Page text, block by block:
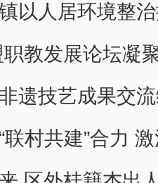
以人居环境整
教发展论坛凝
遗技艺成果交
村共建”合力